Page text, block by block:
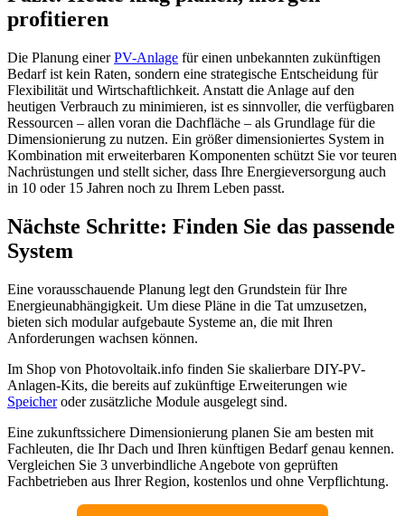
profitieren
Die Planung einerPV-Anlage für einen unbekannten zukünftigen
Bedarf ist kein Raten, sondern eine strategische Entscheidung für
Flexibilität und Wirtschaftlichkeit. Anstatt die Anlage auf den
heutigen Verbrauch zu minimieren, ist es sinnvoller, die verfügbaren
Ressourcen – allen voran die Dachfläche – als Grundlage für die
Dimensionierung zu nutzen. Ein größer dimensioniertes System in
Kombination mit erweiterbaren Komponenten schützt Sie vor teuren
Nachrüstungen und stellt sicher, dass Ihre Energieversorgung auch
in 10 oder 15 Jahren noch zu Ihrem Leben passt.
Nächste Schritte: Finden Sie das passende
System
Eine vorausschauende Planung legt den Grundstein für Ihre
Energieunabhängigkeit. Um diese Pläne in die Tat umzusetzen,
bieten sich modular aufgebaute Systeme an, die mit Ihren
Anforderungen wachsen können.
Im Shop von Photovoltaik.info finden Sie skalierbare DIY-PV-
Anlagen-Kits, die bereits auf zukünftige Erweiterungen wie
Speicheroder zusätzliche Module ausgelegt sind.
Eine zukunftssichere Dimensionierung planen Sie am besten mit
Fachleuten, die Ihr Dach und Ihren künftigen Bedarf genau kennen.
Vergleichen Sie 3 unverbindliche Angebote von geprüften
Fachbetrieben aus Ihrer Region, kostenlos und ohne Verpflichtung.